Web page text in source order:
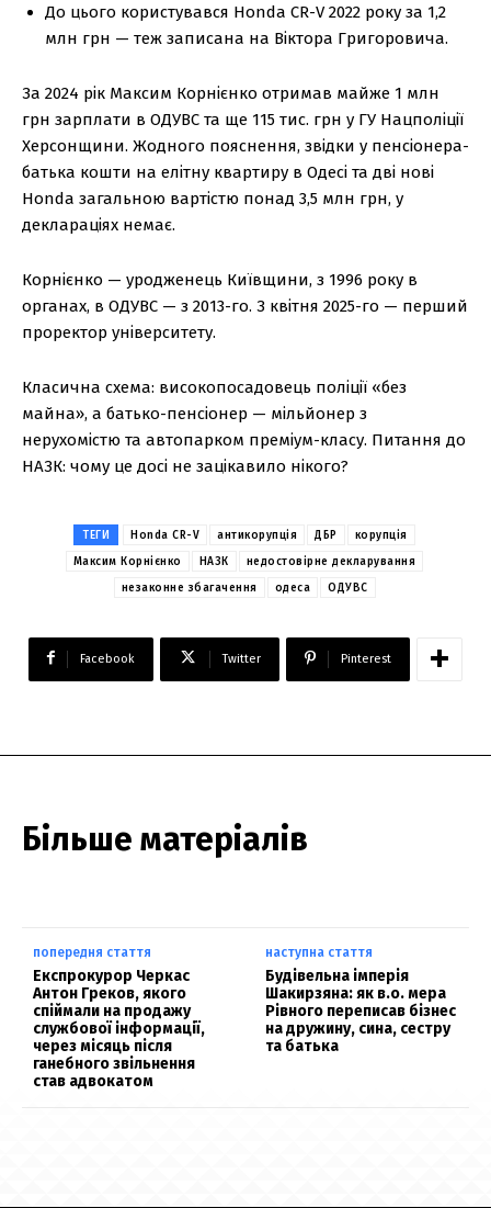
До цього користувався Honda CR-V 2022 року за 1,2
млн грн — теж записана на Віктора Григоровича.
За 2024 рік Максим Корнієнко отримав майже 1 млн
грн зарплати в ОДУВС та ще 115 тис. грн у ГУ Нацполіції
Херсонщини. Жодного пояснення, звідки у пенсіонера-
батька кошти на елітну квартиру в Одесі та дві нові
Honda загальною вартістю понад 3,5 млн грн, у
деклараціях немає.
Корнієнко — уродженець Київщини, з 1996 року в
органах, в ОДУВС — з 2013-го. З квітня 2025-го — перший
проректор університету.
Класична схема: високопосадовець поліції «без
майна», а батько-пенсіонер — мільйонер з
нерухомістю та автопарком преміум-класу. Питання до
НАЗК: чому це досі не зацікавило нікого?
ТЕГИ Honda CR-V антикорупція ДБР
корупція
Максим Корнієнко
НАЗК
недостовірне декларування
незаконне збагачення
одеса ОДУВС
Facebook Twitter Pinterest
Більше матеріалів
попередня стаття
Експрокурор Черкас
Антон Греков, якого
спіймали на продажу
службової інформації,
через місяць після
ганебного звільнення
став адвокатом
наступна стаття
Будівельна імперія
Шакирзяна: як в.о. мера
Рівного переписав бізнес
на дружину, сина, сестру
та батька